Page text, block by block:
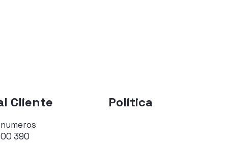
Cliente Politica
390